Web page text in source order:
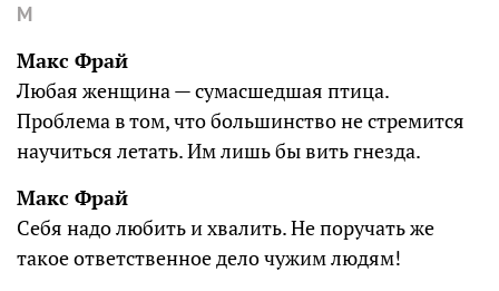
М
Макс Фрай
Любая женщина — сумасшедшая птица.
Проблема в том, что большинство не стремится
научиться летать. Им лишь бы вить гнезда.
Макс Фрай
Себя надо любить и хвалить. Не поручать же
такое ответственное дело чужим людям!